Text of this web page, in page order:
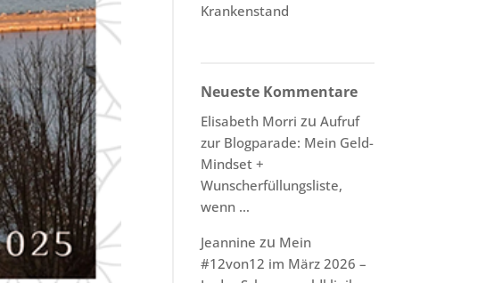
Krankenstand
Neueste Kommentare
Elisabeth Morri zuAufruf
zur Blogparade: Mein Geld-
Mindset +
Wunscherfüllungsliste,
wenn …
Jeannine zu Mein
#12von12 im März 2026 –